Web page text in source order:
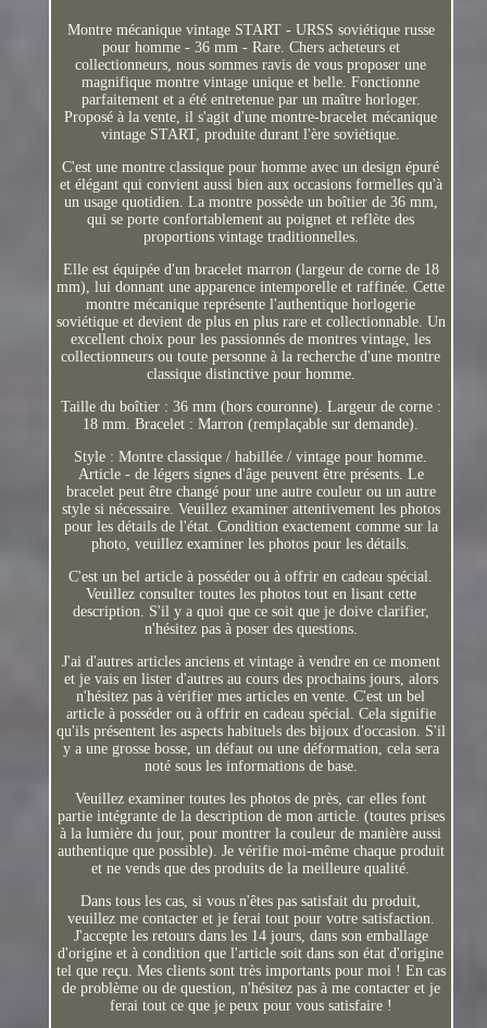
Montre mécanique vintage START - URSS soviétique russe
pour homme - 36 mm - Rare. Chers acheteurs et
collectionneurs, nous sommes ravis de vous proposer une
magnifique montre vintage unique et belle. Fonctionne
parfaitement et a été entretenue par un maître horloger.
Proposé à la vente, il s'agit d'une montre-bracelet mécanique
vintage START, produite durant l'ère soviétique.
C'est une montre classique pour homme avec un design épuré
et élégant qui convient aussi bien aux occasions formelles qu'à
un usage quotidien. La montre possède un boîtier de 36 mm,
qui se porte confortablement au poignet et reflète des
proportions vintage traditionnelles.
Elle est équipée d'un bracelet marron (largeur de corne de 18
mm), lui donnant une apparence intemporelle et raffinée. Cette
montre mécanique représente l'authentique horlogerie
soviétique et devient de plus en plus rare et collectionnable. Un
excellent choix pour les passionnés de montres vintage, les
collectionneurs ou toute personne à la recherche d'une montre
classique distinctive pour homme.
Taille du boîtier : 36 mm (hors couronne). Largeur de corne :
18 mm. Bracelet : Marron (remplaçable sur demande).
Style : Montre classique / habillée / vintage pour homme.
Article - de légers signes d'âge peuvent être présents. Le
bracelet peut être changé pour une autre couleur ou un autre
style si nécessaire. Veuillez examiner attentivement les photos
pour les détails de l'état. Condition exactement comme sur la
photo, veuillez examiner les photos pour les détails.
C'est un bel article à posséder ou à offrir en cadeau spécial.
Veuillez consulter toutes les photos tout en lisant cette
description. S'il y a quoi que ce soit que je doive clarifier,
n'hésitez pas à poser des questions.
J'ai d'autres articles anciens et vintage à vendre en ce moment
et je vais en lister d'autres au cours des prochains jours, alors
n'hésitez pas à vérifier mes articles en vente. C'est un bel
article à posséder ou à offrir en cadeau spécial. Cela signifie
qu'ils présentent les aspects habituels des bijoux d'occasion. S'il
y a une grosse bosse, un défaut ou une déformation, cela sera
noté sous les informations de base.
Veuillez examiner toutes les photos de près, car elles font
partie intégrante de la description de mon article. (toutes prises
à la lumière du jour, pour montrer la couleur de manière aussi
authentique que possible). Je vérifie moi-même chaque produit
et ne vends que des produits de la meilleure qualité.
Dans tous les cas, si vous n'êtes pas satisfait du produit,
veuillez me contacter et je ferai tout pour votre satisfaction.
J'accepte les retours dans les 14 jours, dans son emballage
d'origine et à condition que l'article soit dans son état d'origine
tel que reçu. Mes clients sont très importants pour moi ! En cas
de problème ou de question, n'hésitez pas à me contacter et je
ferai tout ce que je peux pour vous satisfaire !